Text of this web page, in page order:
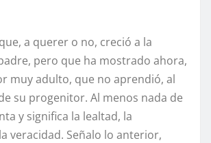
a querer o no, creció a la
pero que ha mostrado ahora,
muy adulto, que no aprendió, al
su progenitor. Al menos nada de
y significa la lealtad, la
veracidad. Señalo lo anterior,